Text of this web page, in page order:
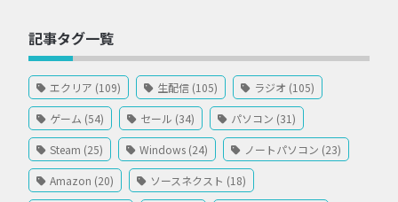
記事タグ一覧
エクリア (109) 生配信 (105) ラジオ (105)
ゲーム (54) セール (34) パソコン (31)
Steam (25) Windows (24) ノートパソコン (23)
Amazon (20) ソースネクスト (18)